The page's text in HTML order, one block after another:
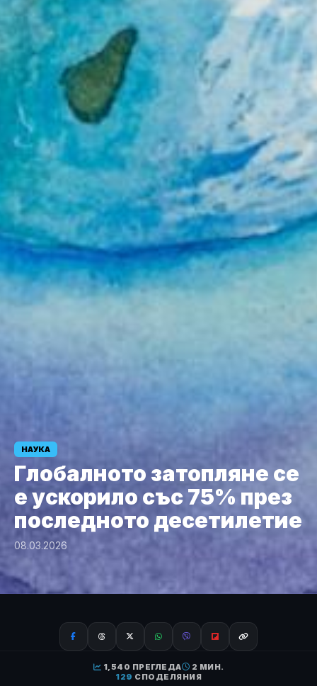
НАУКА
Глобалното затопляне се
е ускорило със 75% през
последното десетилетие
08.03.2026
1,540 ПРЕГЛЕДА
2 МИН.
129 СПОДЕЛЯНИЯ